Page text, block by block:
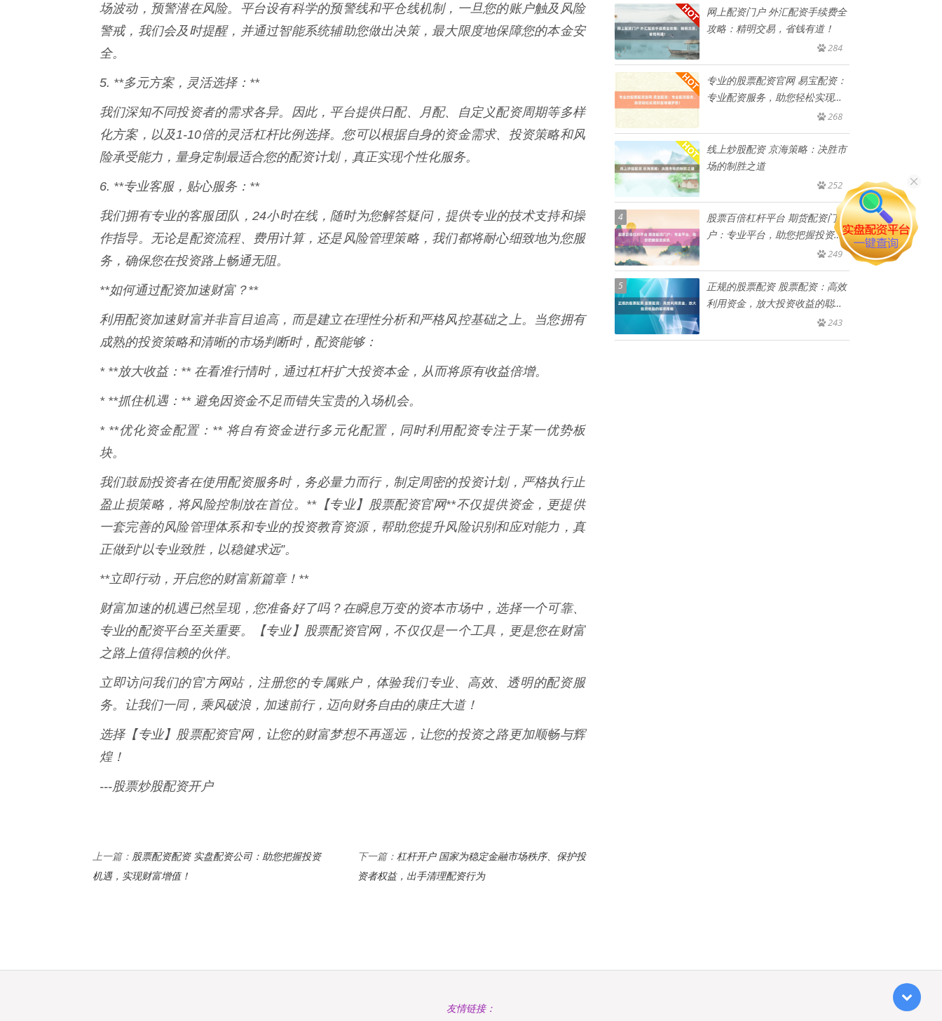
场波动，预警潜在风险。平台设有科学的预警线和平仓线机制，一旦您的账户触及风险
警戒，我们会及时提醒，并通过智能系统辅助您做出决策，最大限度地保障您的本金安
全。
5. **多元方案，灵活选择：**
我们深知不同投资者的需求各异。因此，平台提供日配、月配、自定义配资周期等多样
化方案，以及1-10倍的灵活杠杆比例选择。您可以根据自身的资金需求、投资策略和风
险承受能力，量身定制最适合您的配资计划，真正实现个性化服务。
6. **专业客服，贴心服务：**
我们拥有专业的客服团队，24小时在线，随时为您解答疑问，提供专业的技术支持和操
作指导。无论是配资流程、费用计算，还是风险管理策略，我们都将耐心细致地为您服
务，确保您在投资路上畅通无阻。
**如何通过配资加速财富？**
利用配资加速财富并非盲目追高，而是建立在理性分析和严格风控基础之上。当您拥有
成熟的投资策略和清晰的市场判断时，配资能够：
* **放大收益：** 在看准行情时，通过杠杆扩大投资本金，从而将原有收益倍增。
* **抓住机遇：** 避免因资金不足而错失宝贵的入场机会。
* **优化资金配置：** 将自有资金进行多元化配置，同时利用配资专注于某一优势板
块。
我们鼓励投资者在使用配资服务时，务必量力而行，制定周密的投资计划，严格执行止
盈止损策略，将风险控制放在首位。**【专业】股票配资官网**不仅提供资金，更提供
一套完善的风险管理体系和专业的投资教育资源，帮助您提升风险识别和应对能力，真
正做到“以专业致胜，以稳健求远”。
**立即行动，开启您的财富新篇章！**
财富加速的机遇已然呈现，您准备好了吗？在瞬息万变的资本市场中，选择一个可靠、
专业的配资平台至关重要。【专业】股票配资官网，不仅仅是一个工具，更是您在财富
之路上值得信赖的伙伴。
立即访问我们的官方网站，注册您的专属账户，体验我们专业、高效、透明的配资服
务。让我们一同，乘风破浪，加速前行，迈向财务自由的康庄大道！
选择【专业】股票配资官网，让您的财富梦想不再遥远，让您的投资之路更加顺畅与辉
煌！
---股票炒股配资开户
上一篇： 股票配资配资 实盘配资公司：助您把握投资
机遇，实现财富增值！
下一篇： 杠杆开户 国家为稳定金融市场秩序、保护投
资者权益，出手清理配资行为
网上配资门户 外汇配资手续费全
攻略：精明交易，省钱有道！
284
专业的股票配资官网 易宝配资：
专业配资服务，助您轻松实现财
268
线上炒股配资 京海策略：决胜市
场的制胜之道
252
4
股票百倍杠杆平台 期货配资门
户：专业平台，助您把握投资良
249
5
正规的股票配资 股票配资：高效
利用资金，放大投资收益的聪明
243
友情链接：